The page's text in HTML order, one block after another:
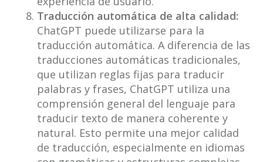
Traducción automática de alta calidad:
ChatGPT puede utilizarse para la
traducción automática. A diferencia de las
traducciones automáticas tradicionales,
que utilizan reglas fijas para traducir
palabras y frases, ChatGPT utiliza una
comprensión general del lenguaje para
traducir texto de manera coherente y
natural. Esto permite una mejor calidad
de traducción, especialmente en idiomas